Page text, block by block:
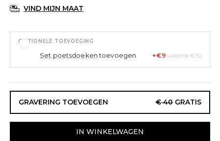
VIND MIJN MAAT
OPTIONELE TOEVOEGING
Set poetsdoekentoevoegen +€9(waarde €15)
GRAVERING TOEVOEGEN € 40 GRATIS
IN WINKELWAGEN